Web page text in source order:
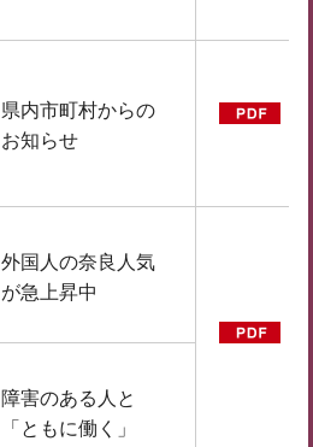
県内市町村からの
お知らせ
外国人の奈良人気
が急上昇中
障害のある人と
「ともに働く」